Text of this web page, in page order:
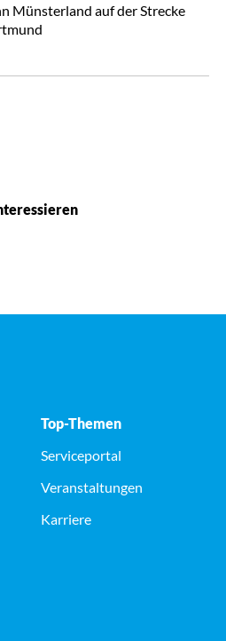
Münsterland auf der Strecke
Top-Themen
Serviceportal
Veranstaltungen
Karriere